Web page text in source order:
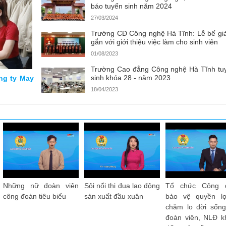
ty May
báo tuyển sinh năm 2024
27/03/2024
Trường CĐ Công nghệ Hà Tĩnh: Lễ bế
gắn với giới thiệu việc làm cho sinh viên
01/08/2023
Trường Cao đẳng Công nghệ Hà Tĩnh
sinh khóa 28 - năm 2023
18/04/2023
10 sự kiện, hoạt động
tiêu biểu của Công
Đẩy mạnh thi đua lao
động sản xuất cuối
Tập trung
phát triển đoàn
thành lập Công
cơ sở trong